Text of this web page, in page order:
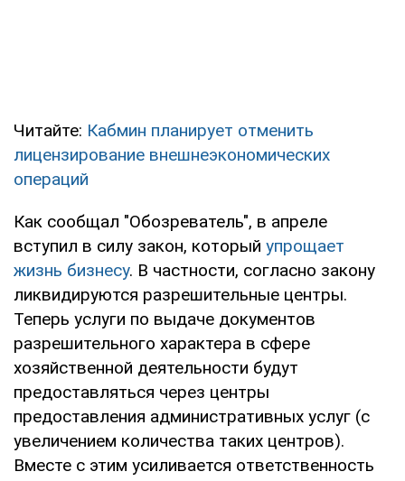
Читайте: Кабмин планирует отменить
лицензирование внешнеэкономических
операций
Как сообщал "Обозреватель", в апреле
вступил в силу закон, который упрощает
жизнь бизнесу. В частности, согласно закону
ликвидируются разрешительные центры.
Теперь услуги по выдаче документов
разрешительного характера в сфере
хозяйственной деятельности будут
предоставляться через центры
предоставления административных услуг (с
увеличением количества таких центров).
Вместе с этим усиливается ответственность